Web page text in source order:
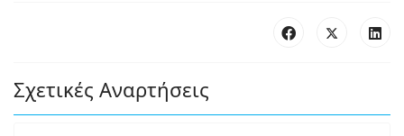
Σχετικές Αναρτήσεις